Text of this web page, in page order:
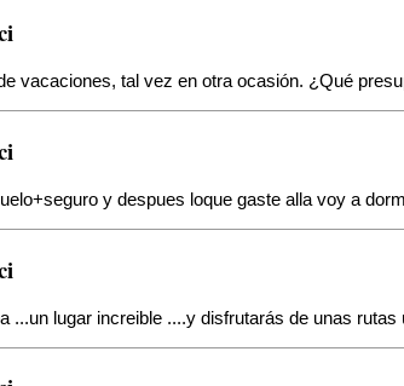
vacaciones, tal vez en otra ocasión. ¿Qué
y despues loque gaste alla voy a
...un lugar increible ....y disfrutarás de unas